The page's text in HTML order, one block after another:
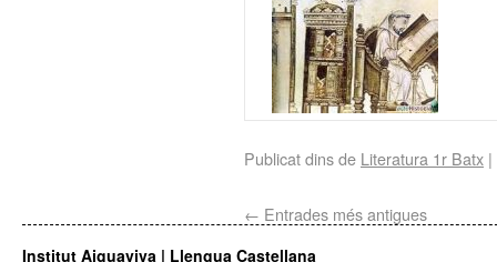
Publicat dins de Literatura 1r Batx |
← Entrades més antigues
Institut Aiguaviva | Llengua Castellana